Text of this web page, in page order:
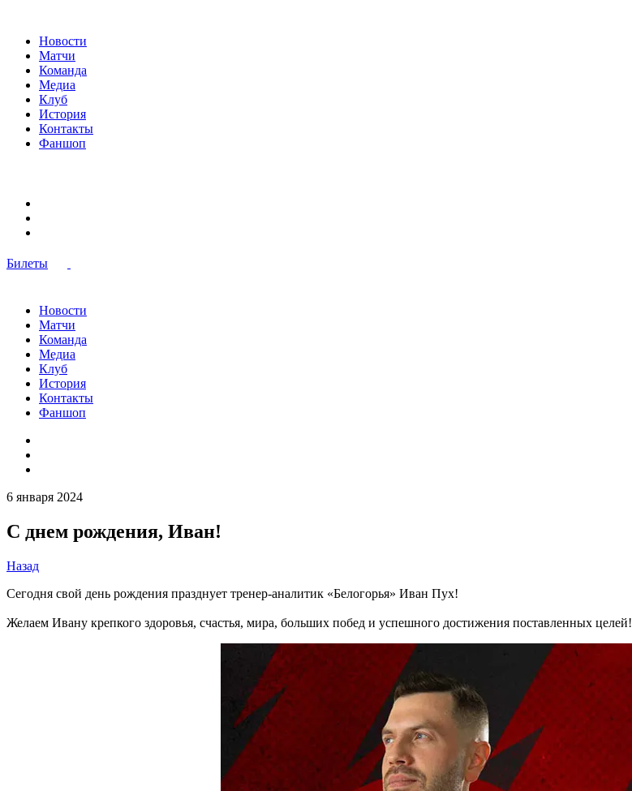
Новости
Матчи
Команда
Медиа
Клуб
История
Контакты
Фаншоп
Билеты
Новости
Матчи
Команда
Медиа
Клуб
История
Контакты
Фаншоп
6 января 2024
С днем рождения, Иван!
Назад
Сегодня свой день рождения празднует тренер-аналитик «Белогорья» Иван Пух!
Желаем Ивану крепкого здоровья, счастья, мира, больших побед и успешного достижения поставленных целей!